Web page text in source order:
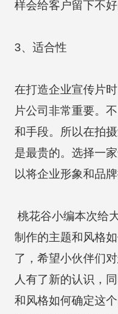
样会给客户留下不
3、适合性
在打造企业宣传片
片公司非常重要。
和手段。所以在拍
是最贵的。选择一
以将企业形象和品
桃花谷小编本次给
制作的主题和风格
了，希望小伙伴们
人有了新的认识，
和风格如何确定这